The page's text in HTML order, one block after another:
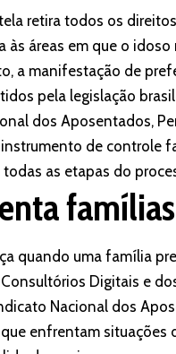
retira todos os
áreas em que o
a manifestação de
pela legislação
dos Aposentados,
de controle
as etapas do
quando uma família
Digitais e
Nacional dos
enfrentam situações